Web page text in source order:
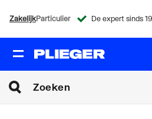
ZakelijkParticulier